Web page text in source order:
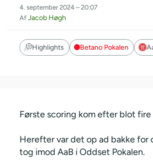
4. september 2024 – 20:07
Af Jacob Høgh
Highlights Betano Pokalen
Første scoring kom efter blot
Herefter var det op ad bakke for
tog imod AaB i Oddset Pokalen.